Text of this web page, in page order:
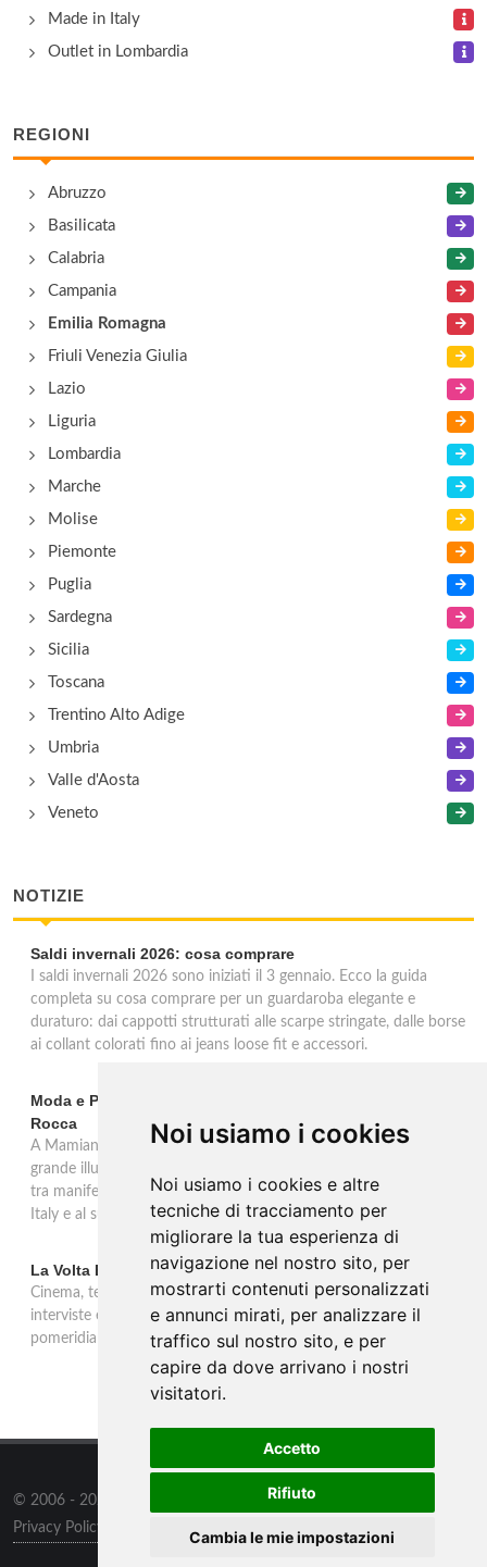
Noi usiamo i cookies
Noi usiamo i cookies e altre
tecniche di tracciamento per
migliorare la tua esperienza di
navigazione nel nostro sito, per
mostrarti contenuti personalizzati
e annunci mirati, per analizzare il
traffico sul nostro sito, e per
capire da dove arrivano i nostri
visitatori.
Accetto
Rifiuto
Cambia le mie impostazioni
via San Michele Campagna 22, Fidenza
Belstaff
via San Michele Campagna , Fidenza
Made in Italy
Outlet in Lombardia
REGIONI
Abruzzo
Basilicata
Calabria
Campania
Emilia Romagna
Friuli Venezia Giulia
Lazio
Liguria
Lombardia
Marche
Molise
Piemonte
Puglia
Sardegna
Sicilia
Toscana
Trentino Alto Adige
Umbria
Valle d'Aosta
Veneto
NOTIZIE
Saldi invernali 2026: cosa comprare
I saldi invernali 2026 sono iniziati il 3 gennaio. Ecco la guida
completa su cosa comprare per un guardaroba elegante e
duraturo: dai cappotti strutturati alle scarpe stringate, dalle borse
ai collant colorati fino ai jeans loose fit e accessori.
Moda e Pubblicità 1950-2000 alla Fondazione Magnani-
Rocca
A Mamiano di Traversetolo la mostra ripercorre l'eredità della
grande illustrazione di moda e della pubblicità in Italia 1950-2000,
tra manifesti, schizzi e icone che hanno dato forma al Made in
Italy e al suo immaginario visivo.
La Volta Buona: Caterina Balivo
Cinema, teatro, televisione e temi sociali: una settimana ricca di
interviste esclusive e momenti di intrattenimento nel programma
pomeridiano di Rai 1, in onda dalle 14:00 alle 16:00.
© 2006 - 2026
all rights reserved.
Privacy Policy
Preferenze sui Cookies